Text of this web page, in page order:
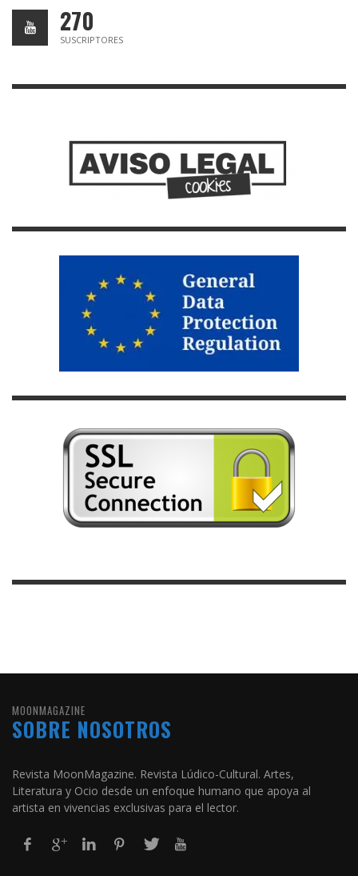
270
SUSCRIPTORES
MOONMAGAZINE
SOBRE NOSOTROS
Revista MoonMagazine. Revista Lúdico-Cultural. Artes,
Literatura y Ocio desde un enfoque humano que apoya al
artista en vivencias exclusivas para el lector.